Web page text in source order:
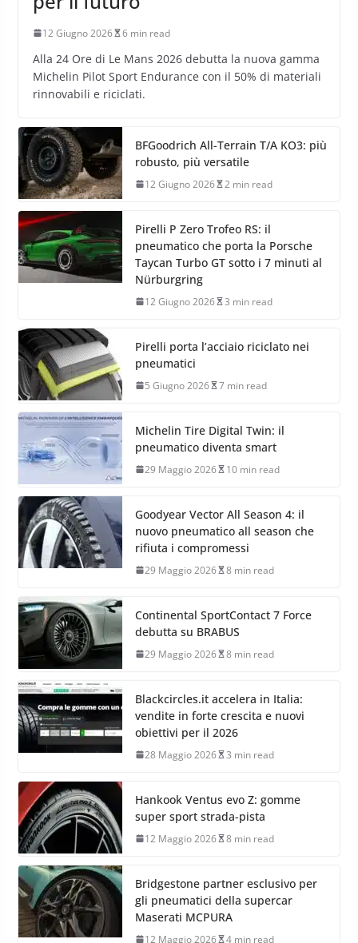
2026: a Le Mans il pneumatico
da corsa diventa laboratorio
per il futuro
Alla 24 Ore di Le Mans 2026 debutta la nuova gamma
Michelin Pilot Sport Endurance con il 50% di materiali
rinnovabili e riciclati.
BFGoodrich All-Terrain T/A KO3: più
robusto, più versatile
12 Giugno 2026 2 min read
Pirelli P Zero Trofeo RS: il
Taycan Turbo GT sotto i 7 minuti al
Nürburgring
12 Giugno 2026 3 min read
Pirelli porta l’acciaio riciclato nei
pneumatici
5 Giugno 2026 7 min read
Michelin Tire Digital Twin: il
pneumatico diventa smart
29 Maggio 2026 10 min read
nuovo pneumatico all season che
rifiuta i compromessi
29 Maggio 2026 8 min read
Continental SportContact 7 Force
debutta su BRABUS
29 Maggio 2026 8 min read
vendite in forte crescita e nuovi
obiettivi per il 2026
28 Maggio 2026 3 min read
Hankook Ventus evo Z: gomme
super sport strada-pista
12 Maggio 2026 8 min read